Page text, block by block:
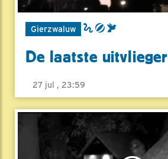
Gierzwaluw
De laatste uitvlieger
27 jul , 23:59